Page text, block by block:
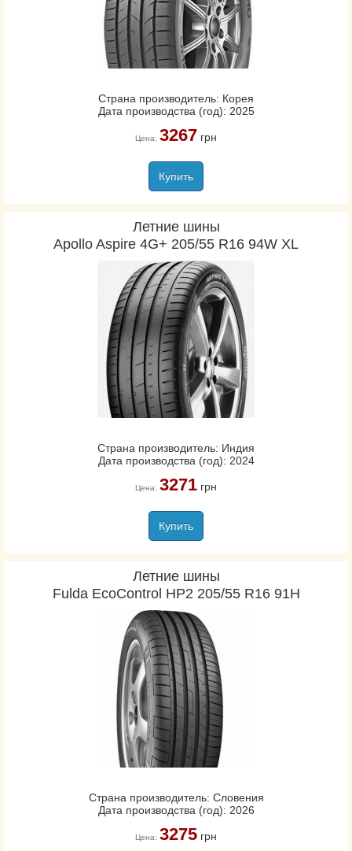
Страна производитель: Корея
Дата производства (год): 2025
Цена: 3267грн
Купить
Летние шины
Apollo Aspire 4G+ 205/55 R16 94W XL
Страна производитель: Индия
Дата производства (год): 2024
Цена: 3271грн
Купить
Летние шины
Fulda EcoControl HP2 205/55 R16 91H
Страна производитель: Словения
Дата производства (год): 2026
Цена: 3275грн